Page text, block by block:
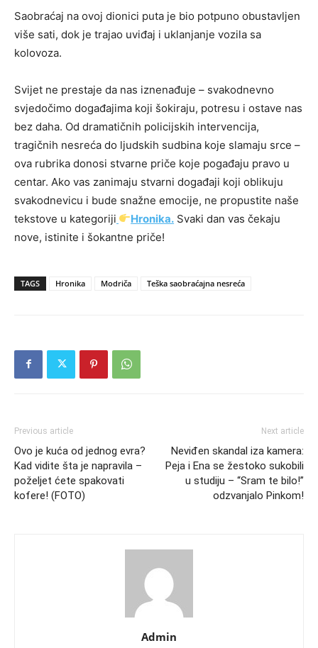
Saobraćaj na ovoj dionici puta je bio potpuno obustavljen
više sati, dok je trajao uviđaj i uklanjanje vozila sa
kolovoza.
Svijet ne prestaje da nas iznenađuje – svakodnevno
svjedočimo događajima koji šokiraju, potresu i ostave nas
bez daha. Od dramatičnih policijskih intervencija,
tragičnih nesreća do ljudskih sudbina koje slamaju srce –
ova rubrika donosi stvarne priče koje pogađaju pravo u
centar. Ako vas zanimaju stvarni događaji koji oblikuju
svakodnevicu i bude snažne emocije, ne propustite naše
tekstove u kategoriji
Hronika. Svaki dan vas čekaju
nove, istinite i šokantne priče!
TAGS Hronika Modriča Teška saobraćajna nesreća
Previous article
Ovo je kuća od jednog evra?
Kad vidite šta je napravila –
poželjet ćete spakovati
kofere! (FOTO)
Next article
Neviđen skandal iza kamera:
Peja i Ena se žestoko sukobili
u studiju – “Sram te bilo!”
odzvanjalo Pinkom!
Admin